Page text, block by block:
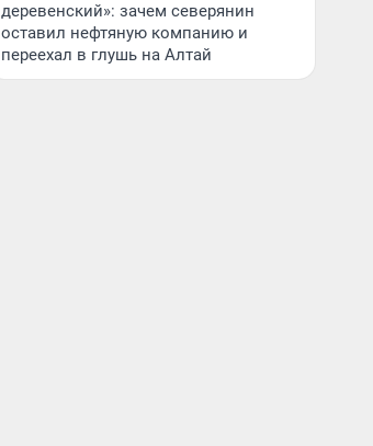
деревенский»: зачем северянин
оставил нефтяную компанию и
переехал в глушь на Алтай